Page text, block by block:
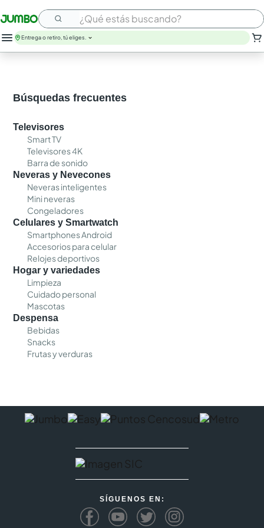
¿Qué estás buscando?
Entrega o retiro, tú eliges.
Búsquedas frecuentes
Televisores
Smart TV
Televisores 4K
Barra de sonido
Neveras y Nevecones
Neveras inteligentes
Mini neveras
Congeladores
Celulares y Smartwatch
Smartphones Android
Accesorios para celular
Relojes deportivos
Hogar y variedades
Limpieza
Cuidado personal
Mascotas
Despensa
Bebidas
Snacks
Frutas y verduras
SÍGUENOS EN: